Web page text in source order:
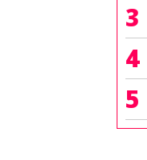
3
4
5